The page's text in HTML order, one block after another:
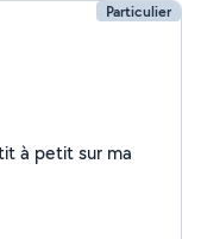
Particulier
à petit sur ma